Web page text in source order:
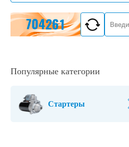
Популярные категории
Стартеры